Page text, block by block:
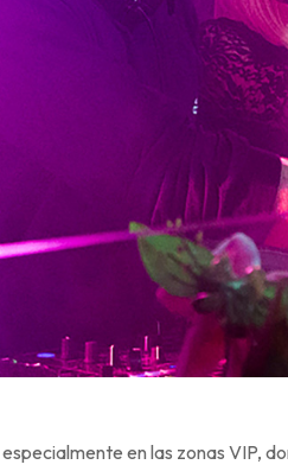
en las zonas VIP,